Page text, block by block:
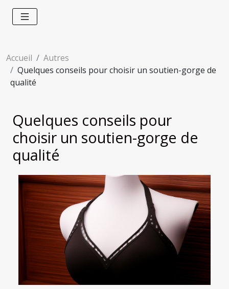
Accueil
Autres
Quelques conseils pour choisir un soutien-gorge de
qualité
Quelques conseils pour
choisir un soutien-gorge de
qualité